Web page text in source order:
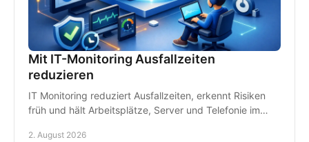
Mit IT-Monitoring Ausfallzeiten
reduzieren
IT Monitoring reduziert Ausfallzeiten, erkennt Risiken
früh und hält Arbeitsplätze, Server und Telefonie im
2. August 2026